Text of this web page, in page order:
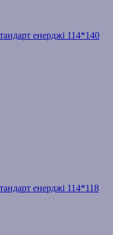
енерджі 114*140
енерджі 114*118